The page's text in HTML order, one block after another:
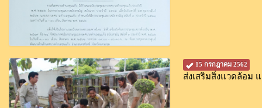
15 กรกฎาคม 2562
ส่งเสริมสิ่งแวดล้อม